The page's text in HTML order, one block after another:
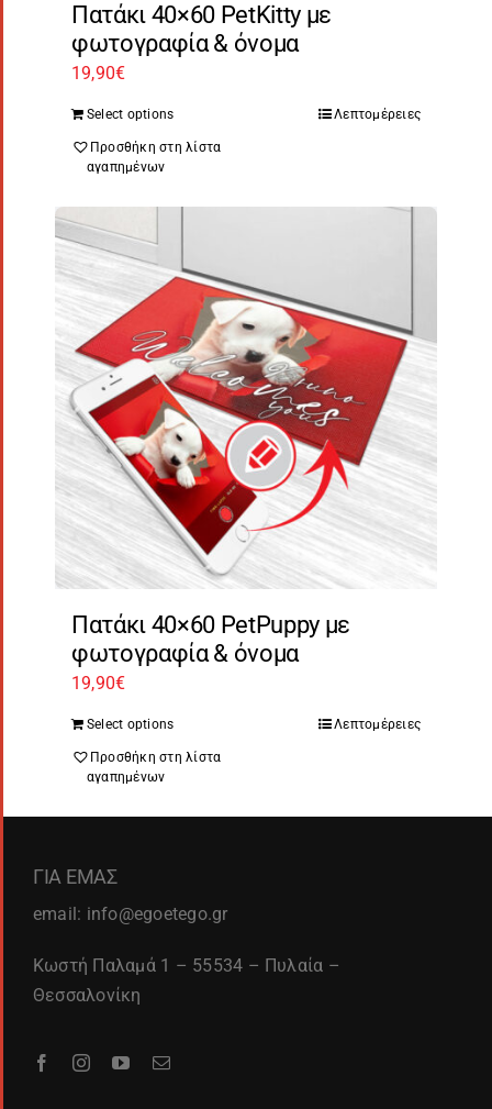
Πατάκι 40×60 PetKitty με
φωτογραφία & όνομα
19,90€
Select options Λεπτομέρειες
Προσθήκη στη λίστα
αγαπημένων
Πατάκι 40×60 PetPuppy με
φωτογραφία & όνομα
19,90€
Select options Λεπτομέρειες
Προσθήκη στη λίστα
αγαπημένων
ΓΙΑ ΕΜΑΣ
email: info@egoetego.gr
Κωστή Παλαμά 1 – 55534 – Πυλαία –
Θεσσαλονίκη